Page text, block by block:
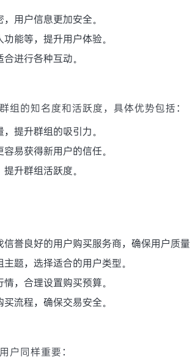
用户信息更加安全。
能等，提升用户体验。
进行各种互动。
组的知名度和活跃度，具体优势包括：
提升群组的吸引力。
易获得新用户的信任。
升群组活跃度。
誉良好的用户购买服务商，确保用户质量
题，选择适合的用户类型。
，合理设置购买预算。
流程，确保交易安全。
户同样重要：